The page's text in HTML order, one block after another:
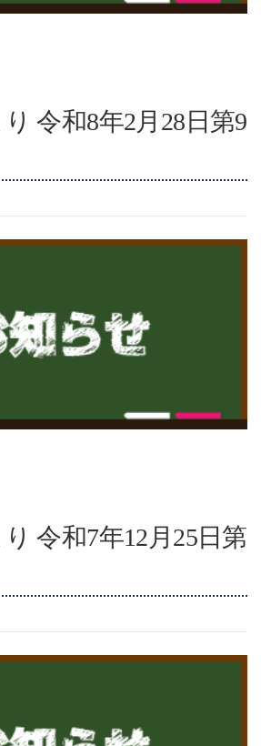
令和8年2月28日第9
令和7年12月25日第